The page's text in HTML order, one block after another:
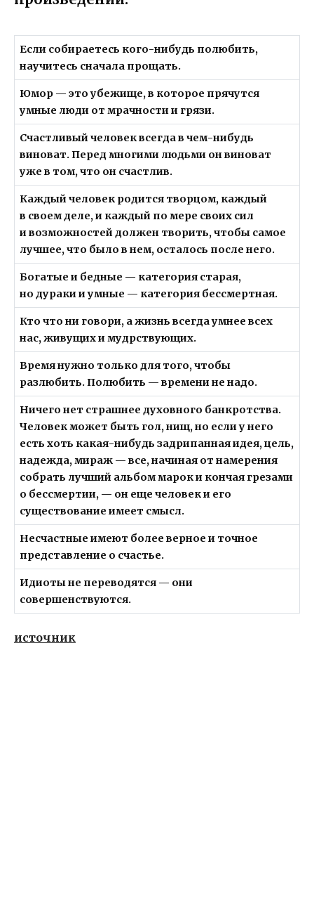
Если собираетесь кого-нибудь полюбить,
научитесь сначала прощать.
Юмор — это убежище, в которое прячутся
умные люди от мрачности и грязи.
Счастливый человек всегда в чем-нибудь
виноват. Перед многими людьми он виноват
уже в том, что он счастлив.
Каждый человек родится творцом, каждый
в своем деле, и каждый по мере своих сил
и возможностей должен творить, чтобы самое
лучшее, что было в нем, осталось после него.
Богатые и бедные — категория старая,
но дураки и умные — категория бессмертная.
Кто что ни говори, а жизнь всегда умнее всех
нас, живущих и мудрствующих.
Время нужно только для того, чтобы
разлюбить. Полюбить — времени не надо.
Ничего нет страшнее духовного банкротства.
Человек может быть гол, нищ, но если у него
есть хоть какая-нибудь задрипанная идея, цель,
надежда, мираж — все, начиная от намерения
собрать лучший альбом марок и кончая грезами
о бессмертии, — он еще человек и его
существование имеет смысл.
Несчастные имеют более верное и точное
представление о счастье.
Идиоты не переводятся — они
совершенствуются.
источник